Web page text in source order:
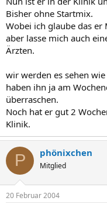
Bisher ohne Startmix.
Wobei ich glaube das
aber lasse mich auch
Ärzten.
wir werden es sehen
haben ihn ja am
überraschen.
Noch hat er gut 2
Klinik.
P phönixchen
Mitglied
20 Februar 2004